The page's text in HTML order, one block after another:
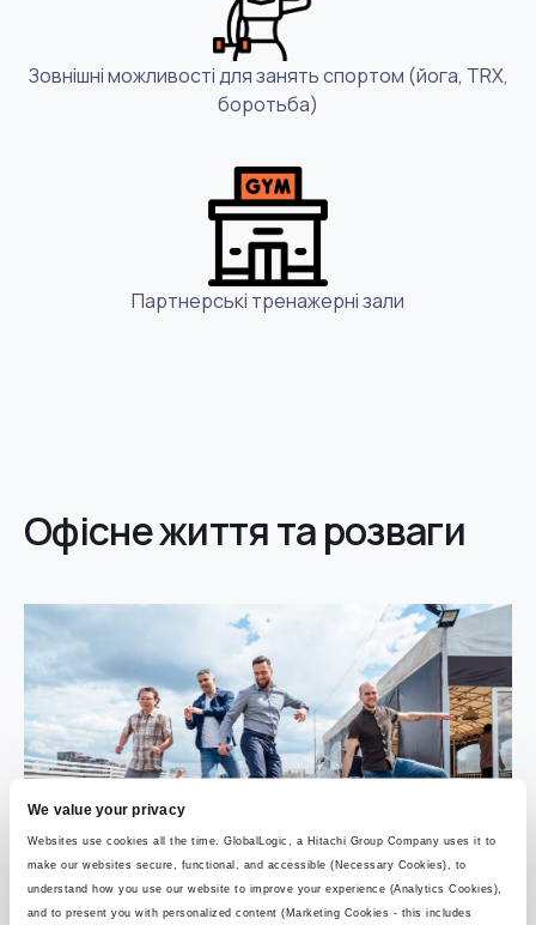
We value your privacy
Websites use cookies all the time. GlobalLogic, a Hitachi Group Company uses it to
make our websites secure, functional, and accessible (Necessary Cookies), to
understand how you use our website to improve your experience (Analytics Cookies),
and to present you with personalized content (Marketing Cookies - this includes
Зовнішні можливості для занять спортом (йога, TRX,
боротьба)
Партнерські тренажерні зали
Офісне життя та розваги